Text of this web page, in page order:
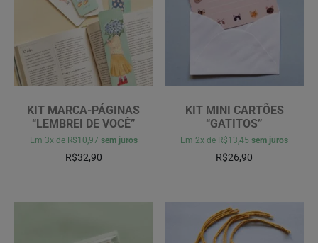
KIT MARCA-PÁGINAS
“LEMBREI DE VOCÊ”
Em 3xde R$10,97 sem juros
R$32,90
KIT MINI CARTÕES
“GATITOS”
Em2x de R$13,45 sem juros
R$26,90